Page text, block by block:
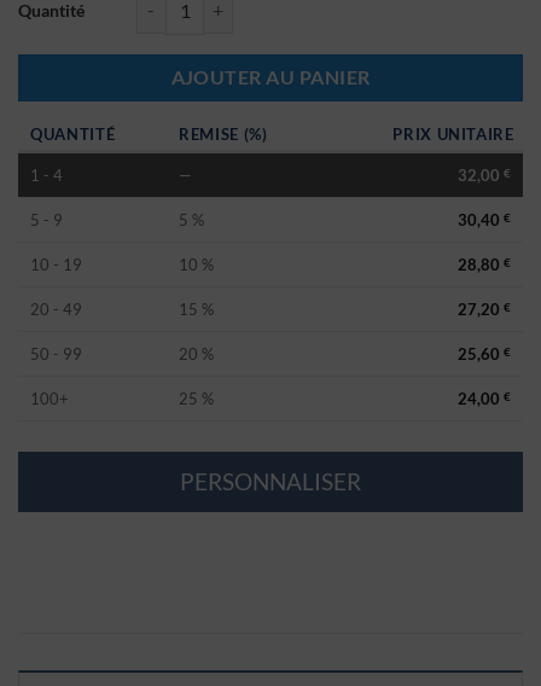
quantité de Coffret personnalisé et Vin rouge - Votre logo
AJOUTER AU PANIER
QUANTITÉ REMISE (%) PRIX UNITAIRE
1 - 4 — 32,00 €
5 - 9 5 % 30,40 €
10 - 19 10 % 28,80 €
20 - 49 15 % 27,20 €
50 - 99 20 % 25,60 €
100+ 25 % 24,00 €
PERSONNALISER